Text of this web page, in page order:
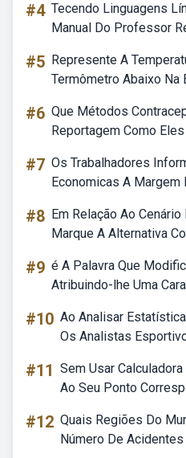
#4 Tecendo Linguagens
Manual Do Professor
#5 Represente A
Termômetro Abaixo Na
#6 Que Métodos
Reportagem Como
#7 Os Trabalhadores
Economicas A Margem
#8 Em Relação Ao
Marque A Alternativa
#9 é A Palavra Que
Atribuindo-lhe Uma
#10 Ao Analisar
Os Analistas
#11 Sem Usar
Ao Seu Ponto
#12 Quais Regiões Do
Número De